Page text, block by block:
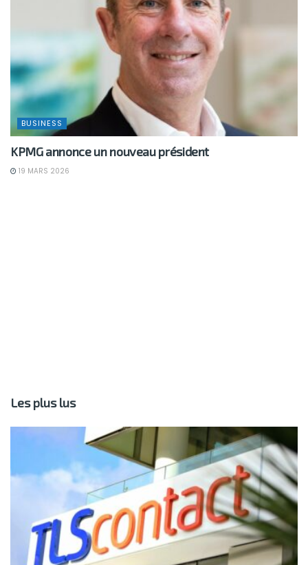
BUSINESS
KPMG annonce un nouveau président
19 MARS 2026
Les plus lus